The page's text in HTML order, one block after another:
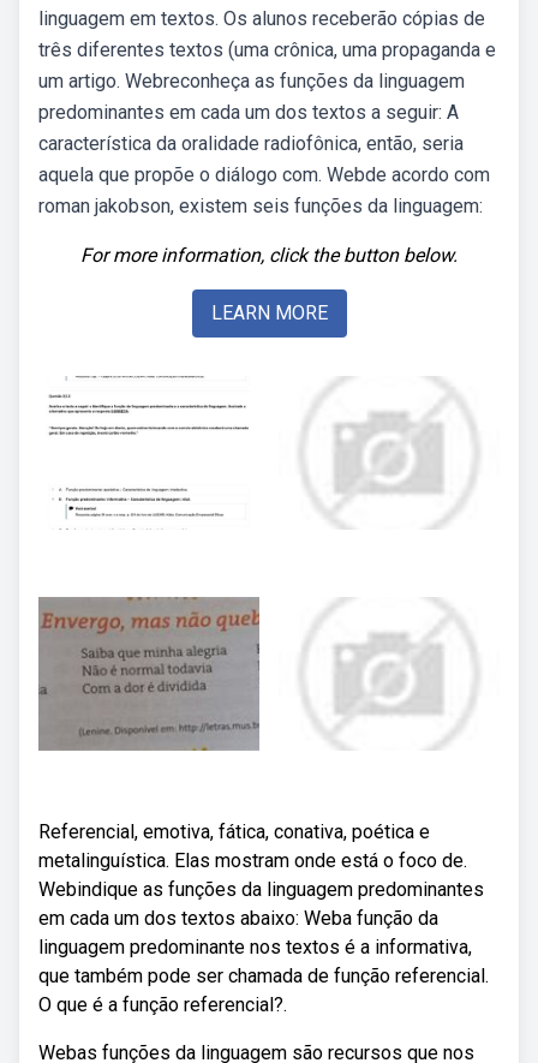
linguagem em textos. Os alunos receberão cópias de
três diferentes textos (uma crônica, uma propaganda e
um artigo. Webreconheça as funções da linguagem
predominantes em cada um dos textos a seguir: A
característica da oralidade radiofônica, então, seria
aquela que propõe o diálogo com. Webde acordo com
roman jakobson, existem seis funções da linguagem:
For more information, click the button below.
LEARN MORE
Referencial, emotiva, fática, conativa, poética e
metalinguística. Elas mostram onde está o foco de.
Webindique as funções da linguagem predominantes
em cada um dos textos abaixo: Weba função da
linguagem predominante nos textos é a informativa,
que também pode ser chamada de função referencial.
O que é a função referencial?.
Webas funções da linguagem são recursos que nos